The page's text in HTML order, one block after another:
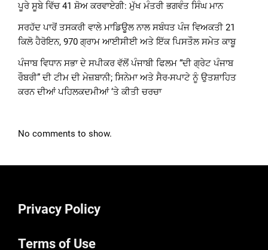
ਪੂਰੇ ਸੂਬੇ ਵਿੱਚ 41 ਸ਼ੋਅ ਕਰਵਾਏਗੀ: ਮੁੱਖ ਮੰਤਰੀ ਭਗਵੰਤ ਸਿੰਘ ਮਾਨ
ਸਰਹੱਦ ਪਾਰੋਂ ਤਸਕਰੀ ਵਾਲੇ ਮਾਡਿਊਲ ਨਾਲ ਸਬੰਧਤ ਪੰਜ ਵਿਅਕਤੀ 21
ਕਿਲੋ ਹੈਰੋਇਨ, 970 ਗ੍ਰਾਮ ਆਈਸੀਈ ਅਤੇ ਇੱਕ ਪਿਸਤੌਲ ਸਮੇਤ ਕਾਬੂ
ਪੰਜਾਬ ਵਿਧਾਨ ਸਭਾ ਦੇ ਸਪੀਕਰ ਵੱਲੋਂ ਪੰਜਾਬੀ ਫਿਲਮ “ਦੀ ਗ੍ਰੇਟ ਪੰਜਾਬ
ਰੌਬਰੀ” ਦੀ ਟੀਮ ਦੀ ਮੇਜ਼ਬਾਨੀ; ਸਿਨੇਮਾ ਅਤੇ ਸੈਰ-ਸਪਾਟੇ ਨੂੰ ਉਤਸ਼ਾਹਿਤ
ਕਰਨ ਦੀਆਂ ਪਹਿਲਕਦਮੀਆਂ ‘ਤੇ ਕੀਤੀ ਚਰਚਾ
No comments to show.
Privacy Policy
Terms of Use